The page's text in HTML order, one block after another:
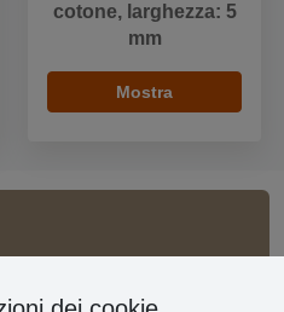
cotone, larghezza: 5
mm
Mostra